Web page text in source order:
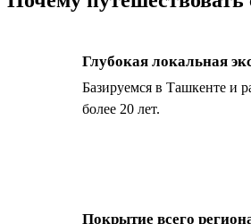
Глубокая локальная
Базируемся в Ташкенте и
более 20 лет.
Покрытие всего